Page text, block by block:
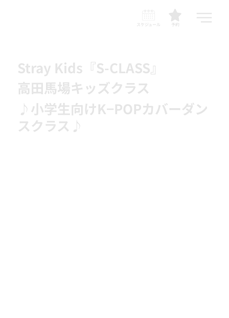
予約
スケジュール
Stray Kids『S-CLASS』
高田馬場キッズクラス
♪小学生向けK−POPカバーダン
スクラス♪